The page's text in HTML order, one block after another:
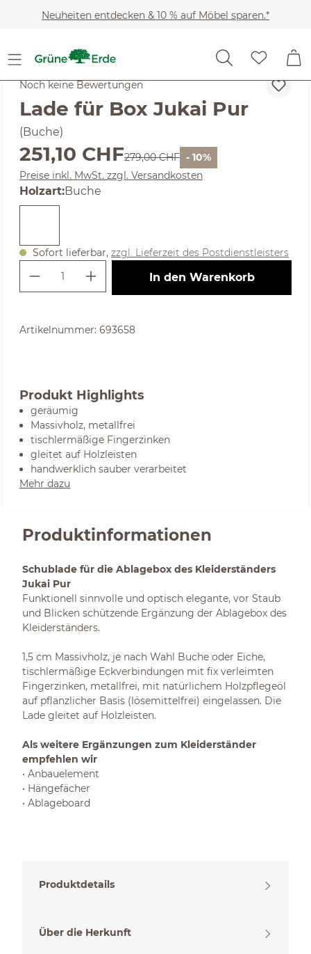
Zum Hauptinhalt springen
Neuheiten entdecken & 10 % auf Möbel sparen.*
Möbel Kleiderschränke
Kleiderständer
Noch keine Bewertungen
Lade für Box Jukai Pur
(Buche)
Verkaufspreis:
251,10 CHFRegulärer Preis:
279,00 CHF - 10%
Preise inkl. MwSt. zzgl. Versandkosten
Holzartauswählen
:Buche
Sofort lieferbar, zzgl. Lieferzeit des Postdienstleisters
Produkt Anzahl: Gib den
In den Warenkorb
Artikelnummer: 693658
Produkt Highlights
geräumig
Massivholz, metallfrei
tischlermäßige Fingerzinken
gleitet auf Holzleisten
handwerklich sauber verarbeitet
Mehr dazu
Produktinformationen
Schublade für die Ablagebox des Kleiderständers
Jukai Pur
Funktionell sinnvolle und optisch elegante, vor Staub
und Blicken schützende Ergänzung der Ablagebox des
Kleiderständers.
1,5 cm Massivholz, je nach Wahl Buche oder Eiche,
tischlermäßige Eckverbindungen mit fix verleimten
Fingerzinken, metallfrei, mit natürlichem Holzpflegeöl
auf pflanzlicher Basis (lösemittelfrei) eingelassen. Die
Lade gleitet auf Holzleisten.
Als weitere Ergänzungen zum Kleiderständer
empfehlen wir
• Anbauelement
• Hängefächer
• Ablageboard
Produktdetails
Über die Herkunft